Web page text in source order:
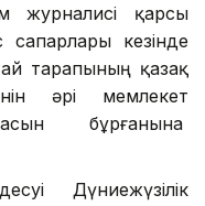
ақпарат
журналисі қарсы
кезінде
тарапының қазақ
әрі мемлекет
бұрғанына